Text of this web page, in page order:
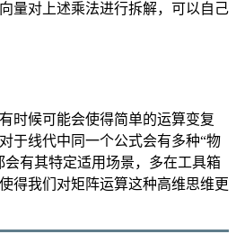
量对上述乘法进行拆解，可以自己
时候可能会使得简单的运算变复
于线代中同一个公式会有多种“物
会有其特定适用场景，多在工具箱
得我们对矩阵运算这种高维思维更